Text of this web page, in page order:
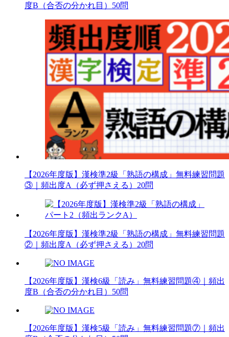
度B（合否の分かれ目）50問
【2026年度版】漢検準2級「熟語の構成」無料練習問題
③｜頻出度A（必ず押さえる）20問
【2026年度版】漢検準2級「熟語の構成」無料練習問題
②｜頻出度A（必ず押さえる）20問
【2026年度版】漢検6級「読み」無料練習問題④｜頻出
度B（合否の分かれ目）50問
【2026年度版】漢検5級「読み」無料練習問題⑦｜頻出